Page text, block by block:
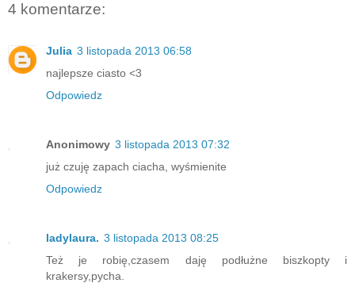
4 komentarze:
Julia 3 listopada 2013 06:58
najlepsze ciasto <3
Odpowiedz
Anonimowy 3 listopada 2013 07:32
już czuję zapach ciacha, wyśmienite
Odpowiedz
ladylaura. 3 listopada 2013 08:25
Też je robię,czasem daję podłużne biszkopty i
krakersy,pycha.